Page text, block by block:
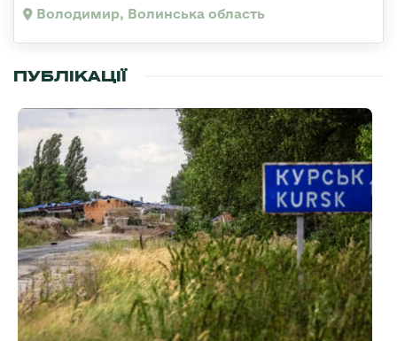
Володимир, Волинська область
ПУБЛІКАЦІЇ